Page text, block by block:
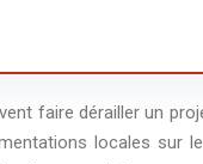
faire dérailler un
locales sur